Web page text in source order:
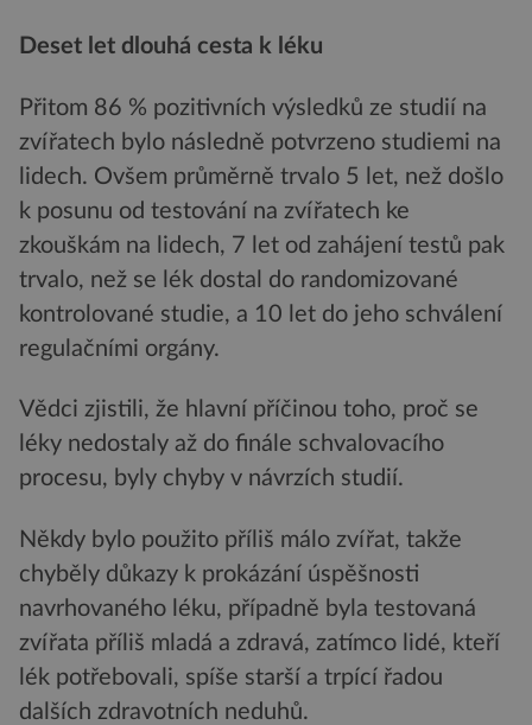
Deset let dlouhá cesta k léku
Přitom 86 % pozitivních výsledků ze studií na
zvířatech bylo následně potvrzeno studiemi na
lidech. Ovšem průměrně trvalo 5 let, než došlo
k posunu od testování na zvířatech ke
zkouškám na lidech, 7 let od zahájení testů pak
trvalo, než se lék dostal do randomizované
kontrolované studie, a 10 let do jeho schválení
regulačními orgány.
Vědci zjistili, že hlavní příčinou toho, proč se
léky nedostaly až do finále schvalovacího
procesu, byly chyby v návrzích studií.
Někdy bylo použito příliš málo zvířat, takže
chyběly důkazy k prokázání úspěšnosti
navrhovaného léku, případně byla testovaná
zvířata příliš mladá a zdravá, zatímco lidé, kteří
lék potřebovali, spíše starší a trpící řadou
dalších zdravotních neduhů.